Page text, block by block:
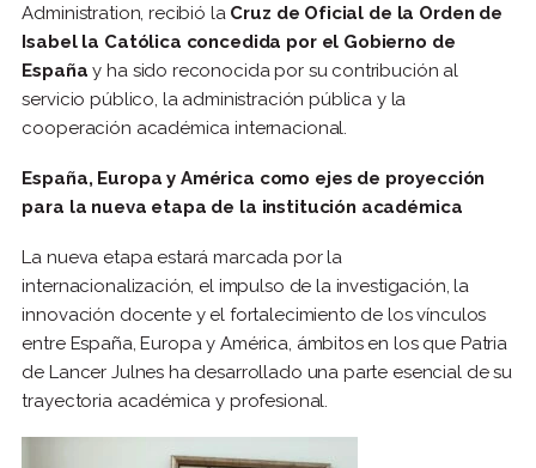
Administration, recibió la Cruz de Oficial de la Orden de
Isabel la Católica concedida por el Gobierno de
España y ha sido reconocida por su contribución al
servicio público, la administración pública y la
cooperación académica internacional.
España, Europa y América como ejes de proyección
para la nueva etapa de la institución académica
La nueva etapa estará marcada por la
internacionalización, el impulso de la investigación, la
innovación docente y el fortalecimiento de los vínculos
entre España, Europa y América, ámbitos en los que Patria
de Lancer Julnes ha desarrollado una parte esencial de su
trayectoria académica y profesional.